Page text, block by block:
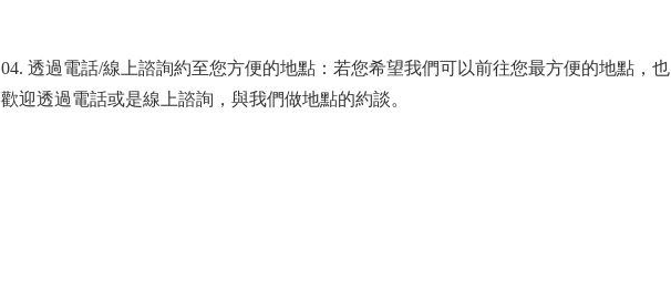
04. 透過電話/線上諮詢約至您方便的地點：若您希望我們可以前往您最方便的地點，也
歡迎透過電話或是線上諮詢，與我們做地點的約談。